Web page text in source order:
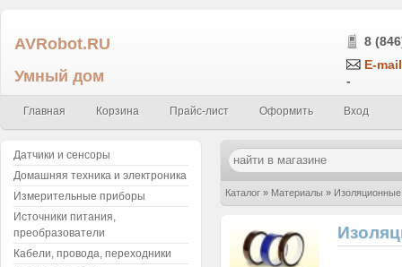
AVRobot.RU
Умный дом
8
E-
-
Главная Корзина Прайс-лист Оформить Вход
Каталог » Материалы »
Датчики и сенсоры
Домашняя техника и электроника
Измерительные приборы
Источники питания,
преобразователи
Кабели, провода, переходники